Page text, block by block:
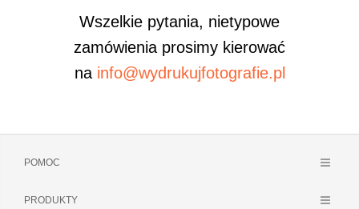
Wszelkie pytania, nietypowe
zamówienia prosimy kierować
na info@wydrukujfotografie.pl
POMOC
PRODUKTY